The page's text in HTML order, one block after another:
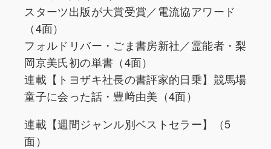
スターツ出版が大賞受賞／電流協アワード
（4面）
フォルドリバー・ごま書房新社／霊能者・梨
岡京美氏初の単書（4面）
連載【トヨザキ社長の書評家的日乗】競馬場
童子に会った話・豊﨑由美（4面）
連載【週間ジャンル別ベストセラー】（5
面）